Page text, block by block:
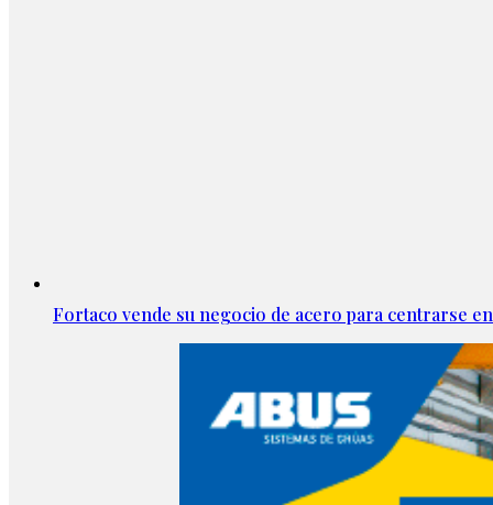
Fortaco vende su negocio de acero para centrarse